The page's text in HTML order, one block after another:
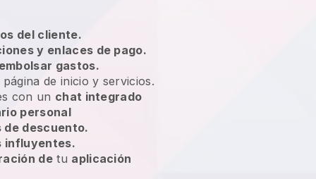
del cliente.
y enlaces de pago.
gastos.
de inicio y servicios.
con un chat integrado
personal
de descuento.
influyentes.
detu aplicación